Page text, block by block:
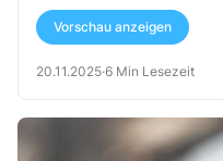
Sicherheitsanforderungen bei
wirksam umgesetzt werden.
organisatorischen auch
Massnahmen an.
Vorschau anzeigen
20.11.2025·6 Min Lesezeit